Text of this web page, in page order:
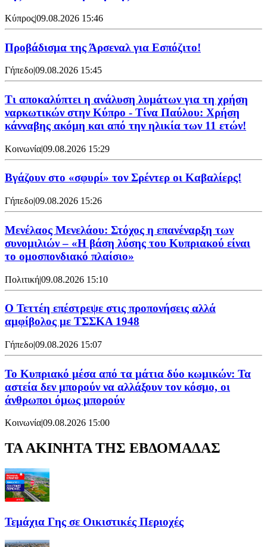
Κύπρος|09.08.2026 15:46
Προβάδισμα της Άρσεναλ για Εσπόζιτο!
Γήπεδο|09.08.2026 15:45
Τι αποκαλύπτει η ανάλυση λυμάτων για τη χρήση
ναρκωτικών στην Κύπρο - Τίνα Παύλου: Χρήση
κάνναβης ακόμη και από την ηλικία των 11 ετών!
Κοινωνία|09.08.2026 15:29
Bγάζουν στο «σφυρί» τον Σρέντερ οι Καβαλίερς!
Γήπεδο|09.08.2026 15:26
Μενέλαος Μενελάου: Στόχος η επανέναρξη των
συνομιλιών – «Η βάση λύσης του Κυπριακού είναι
το ομοσπονδιακό πλαίσιο»
Πολιτική|09.08.2026 15:10
Ο Τεττέη επέστρεψε στις προπονήσεις αλλά
αμφίβολος με ΤΣΣΚΑ 1948
Γήπεδο|09.08.2026 15:07
Το Κυπριακό μέσα από τα μάτια δύο κωμικών: Τα
αστεία δεν μπορούν να αλλάξουν τον κόσμο, οι
άνθρωποι όμως μπορούν
Κοινωνία09.08.2026 15:00
ΤΑ ΑΚΙΝΗΤΑ ΤΗΣ ΕΒΔΟΜΑΔΑΣ
Τεμάχια Γης σε Οικιστικές Περιοχές